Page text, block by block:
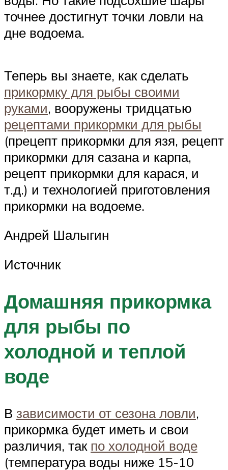
точнее достигнут точки ловли на
дне водоема.
Теперь вы знаете, как сделать
прикормку для рыбы своими
руками, вооружены тридцатью
рецептами прикормки для рыбы
(прецепт прикормки для язя, рецепт
прикормки для сазана и карпа,
рецепт прикормки для карася, и
т.д.) и технологией приготовления
прикормки на водоеме.
Андрей Шалыгин
Источник
Домашняя прикормка
для рыбы по
холодной и теплой
воде
В зависимости от сезона ловли,
прикормка будет иметь и свои
различия, так по холодной воде
(температура воды ниже 15-10